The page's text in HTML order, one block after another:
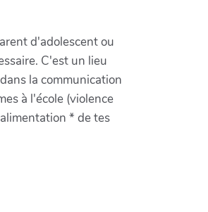
d'adolescent ou
C'est un lieu
la communication
à l'école (violence
* de tes